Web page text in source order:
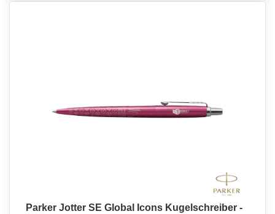
Parker Jotter SE Global Icons Kugelschreiber -